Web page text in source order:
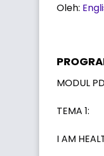
Oleh:
MODUL
TEMA 1:
I AM